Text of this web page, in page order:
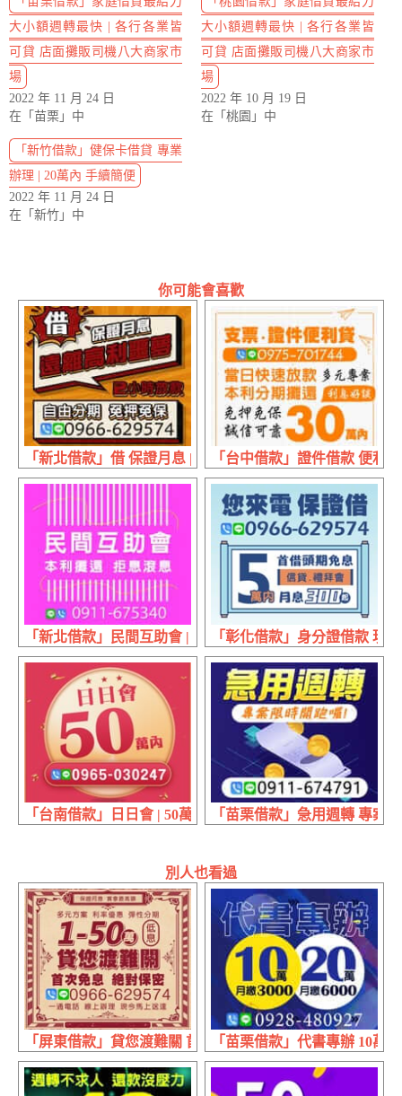
大小額週轉最快 | 各行各業皆
可貸 店面攤販司機八大商家市
場
2022 年 11 月 24 日
在「苗栗」中
大小額週轉最快 | 各行各業皆
可貸 店面攤販司機八大商家市
場
2022 年 10 月 19 日
在「桃園」中
「新竹借款」健保卡借貸 專業
辦理 | 20萬內 手續簡便
2022 年 11 月 24 日
在「新竹」中
你可能會喜歡
「新北借款」借 保證月息 | 2小時放款 自由分期遠離高利惡
「台中借款」證件借款 便利
「新北借款」民間互助會 | 本利攤還 拒息滾息
「彰化借款」身分證借款 現
「台南借款」日日會 | 50萬內 「苗栗借款」急用週轉 專案
別人也看過
「屏東借款」貸您渡難關 首次免息絕對保密 | 1~50萬 利率
「苗栗借款」代書專辦 10萬